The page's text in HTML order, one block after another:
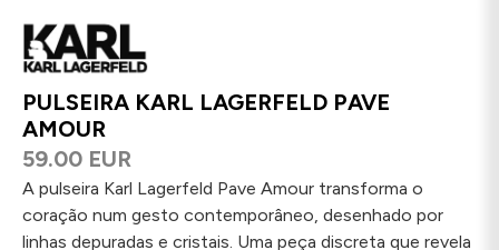
PULSEIRA KARL LAGERFELD PAVE
AMOUR
59.00 EUR
A pulseira Karl Lagerfeld Pave Amour transforma o
coração num gesto contemporâneo, desenhado por
linhas depuradas e cristais. Uma peça discreta que revela